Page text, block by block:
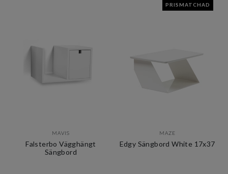
MAVIS
Falsterbo Vägghängt
Sängbord
PRISMATCHAD
MAZE
Edgy Sängbord White 17x37